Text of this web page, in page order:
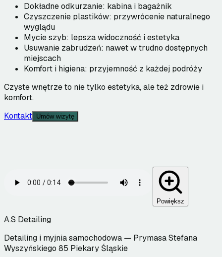
Dokładne odkurzanie: kabina i bagażnik
Czyszczenie plastików: przywrócenie naturalnego
wyglądu
Mycie szyb: lepsza widoczność i estetyka
Usuwanie zabrudzeń: nawet w trudno dostępnych
miejscach
Komfort i higiena: przyjemność z każdej podróży
Czyste wnętrze to nie tylko estetyka, ale też zdrowie i
komfort.
Kontakt Umów wizytę
Powiększ
A.S Detailing
Detailing i myjnia samochodowa — Prymasa Stefana
Wyszyńskiego 85 Piekary Śląskie